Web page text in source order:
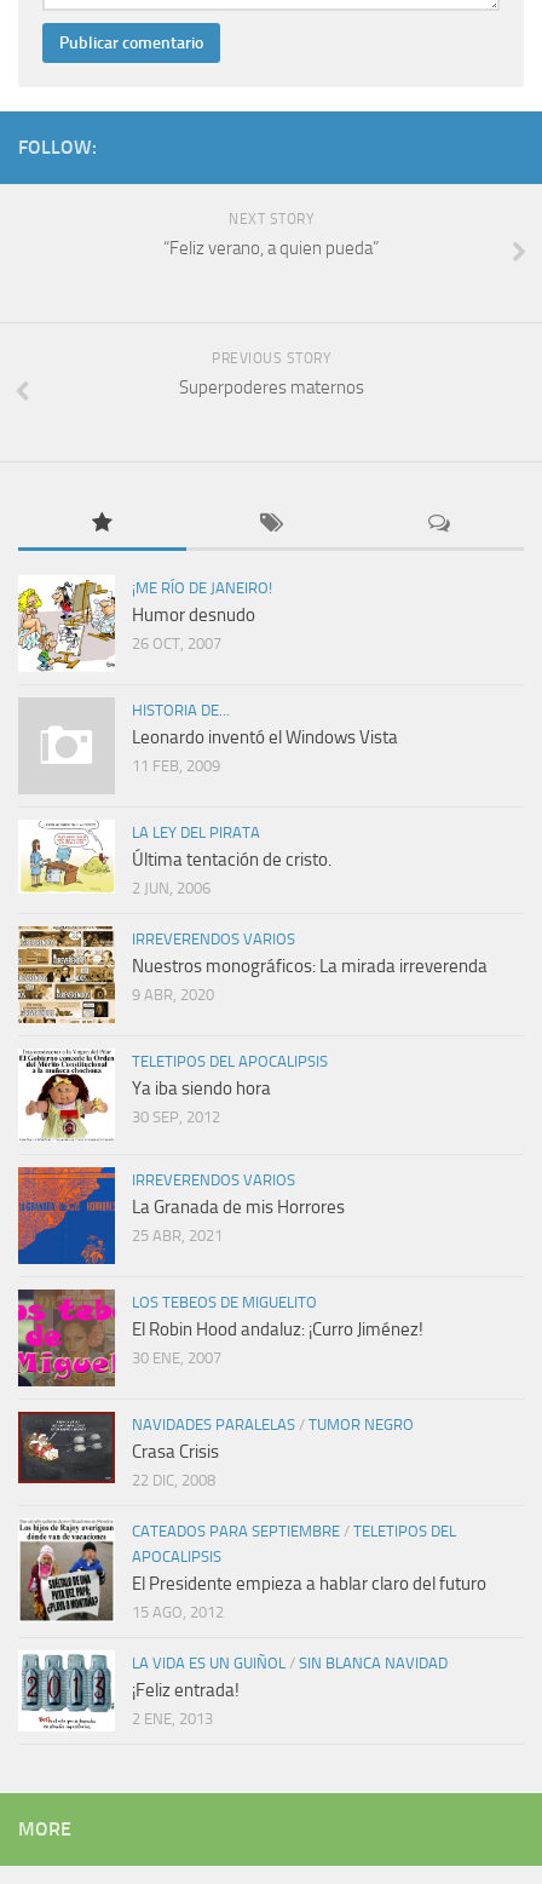
FOLLOW:
NEXT STORY
“Feliz verano, a quien pueda”
PREVIOUS STORY
Superpoderes maternos
¡ME RÍO DE JANEIRO!
Humor desnudo
26 OCT, 2007
HISTORIA DE...
Leonardo inventó el Windows Vista
11 FEB, 2009
LA LEY DEL PIRATA
Última tentación de cristo.
2 JUN, 2006
IRREVERENDOS VARIOS
Nuestros monográficos: La mirada irreverenda
9 ABR, 2020
TELETIPOS DEL APOCALIPSIS
Ya iba siendo hora
30 SEP, 2012
IRREVERENDOS VARIOS
La Granada de mis Horrores
25 ABR, 2021
LOS TEBEOS DE MIGUELITO
El Robin Hood andaluz: ¡Curro Jiménez!
30 ENE, 2007
NAVIDADES PARALELAS / TUMOR NEGRO
Crasa Crisis
22 DIC, 2008
CATEADOS PARA SEPTIEMBRE / TELETIPOS DEL
APOCALIPSIS
El Presidente empieza a hablar claro del futuro
15 AGO, 2012
LA VIDA ES UN GUIÑOL / SIN BLANCA NAVIDAD
¡Feliz entrada!
2 ENE, 2013
MORE